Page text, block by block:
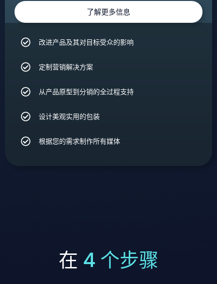
了解更多信息
改进产品及其对目标受众的影响
定制营销解决方案
从产品原型到分销的全过程支持
设计美观实用的包装
根据您的需求制作所有媒体
在 4 个步骤